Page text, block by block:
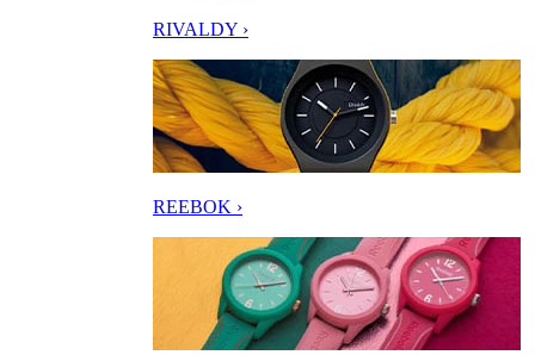
RIVALDY ›
REEBOK ›